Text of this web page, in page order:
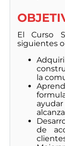
El Curso
siguientes
la
de